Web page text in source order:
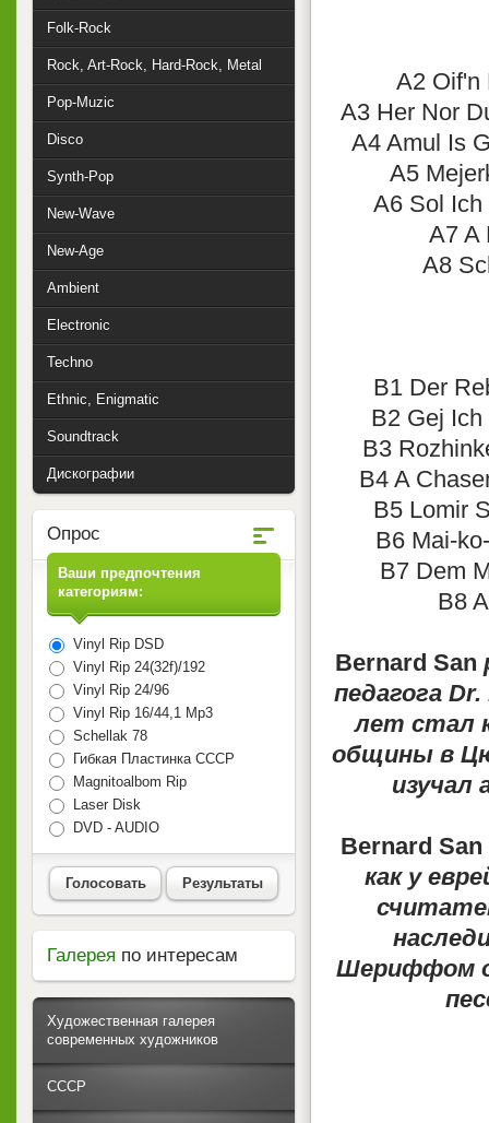
A2 Oif'n
A3 Her Nor
A4 Amul Is
A5
A6 Sol Ich
A7 A
A8
B1 Der
B2 Gej
B3
B4 A
B5 Lomir
B6 Mai-
B7 Dem
B8
Bernard San
педагога
лет стал
общины в
изучал
Bernard San
как у
Шериффом
Folk-Rock
Rock, Art-Rock, Hard-Rock, Metal
Pop-Muzic
Disco
Synth-Pop
New-Wave
New-Age
Ambient
Electronic
Techno
Ethnic, Enigmatic
Soundtrack
Дискографии
Опрос
Ваши предпочтения
категориям:
Vinyl Rip DSD
Vinyl Rip 24(32f)/192
Vinyl Rip 24/96
Vinyl Rip 16/44,1 Mp3
Schellak 78
Гибкая Пластинка СССР
Magnitoalbom Rip
Laser Disk
DVD - AUDIO
Голосовать Результаты
Галерея по интересам
Художественная галерея
современных художников
СССР